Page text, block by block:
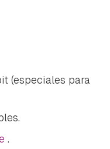
(especiales para
.